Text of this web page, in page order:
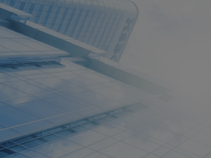
320*160mm
列 240*120mm（通过EMC Calss
240*120mm
（COB）
显示屏突破了传统矩形的限制，
独特的建筑、品牌或艺术要求。这
程与艺术视野相结合，可无缝集成
示屏创意定制的前沿，提供全球知
野融为一体。美亚迪以解决复杂的
周年湖北彩车、南宁万象城10周年
业创新征程：持续发布前沿LED产
同步分享全球业务拓展里程碑事件及
我们在LED显示屏领域的突破与成
目录、技术规格和安装指南。通过安
球客户，全天候24小时服务。
公司于2011年成立，是一家国家级
、销售及服务于一体。公司在深圳、
产基地，总占地面积达36万平方米
的产品广泛应用于室内外商业媒体
育、军工以及异形创意等领域。